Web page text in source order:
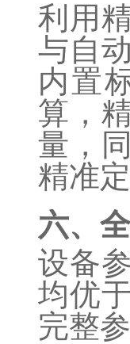
利用
与自
内置
算，
量，
精准
六、
设备
均优
完整